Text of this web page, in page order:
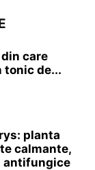
care
tonic de...
planta
calmante,
antifungice